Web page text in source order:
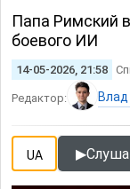
Папа Римский
боевого ИИ
14-05-2026, 21:58
Редактор:
UA ▶